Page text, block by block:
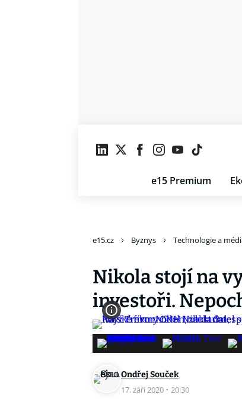
e15 Premium
e15.cz Byznys Technologie a
Nikola stojí na
investoři.
Ondřej Souček
17. září 2020 · 20:30